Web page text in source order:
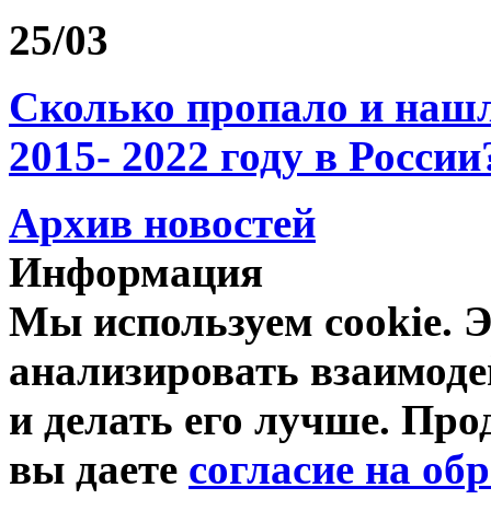
25/03
Сколько пропало и
2015- 2022 году в
Архив новостей
Информация
Мы используем cookie.
анализировать
и делать его лучше.
вы даете согласие на